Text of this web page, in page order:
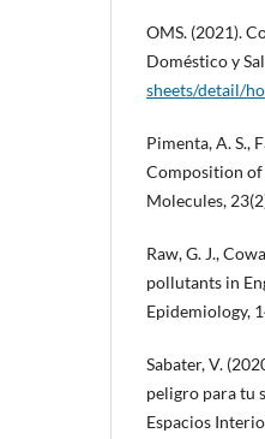
OMS. (2021).
Doméstico y
sheets/detail/
Pimenta, A. S.,
Composition of
Molecules,
Raw, G. J.,
pollutants in
Epidemiology,
Sabater, V.
peligro para tu
Espacios